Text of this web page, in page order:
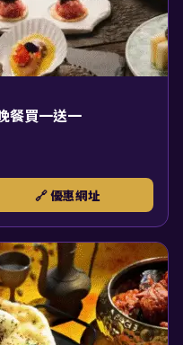
餐買一送一
🔗 優惠網址